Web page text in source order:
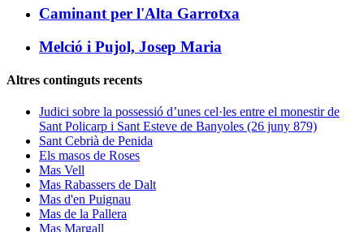
Caminant per l'Alta Garrotxa
Melció i Pujol, Josep Maria
Altres continguts recents
Judici sobre la possessió d’unes cel·les entre el monestir de
Sant Policarp i Sant Esteve de Banyoles (26 juny 879)
Sant Cebrià de Penida
Els masos de Roses
Mas Vell
Mas Rabassers de Dalt
Mas d'en Puignau
Mas de la Pallera
Mas Margall